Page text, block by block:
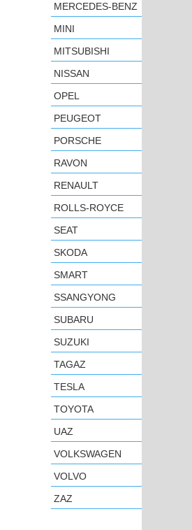
MERCEDES-BENZ
MINI
MITSUBISHI
NISSAN
OPEL
PEUGEOT
PORSCHE
RAVON
RENAULT
ROLLS-ROYCE
SEAT
SKODA
SMART
SSANGYONG
SUBARU
SUZUKI
TAGAZ
TESLA
TOYOTA
UAZ
VOLKSWAGEN
VOLVO
ZAZ